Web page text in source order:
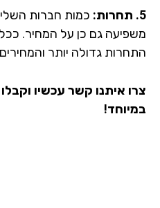
כמות חברות
גם כן על המחיר. ככל
גדולה יותר והמחירים יהיו
איתנו קשר עכשיו וקבלו